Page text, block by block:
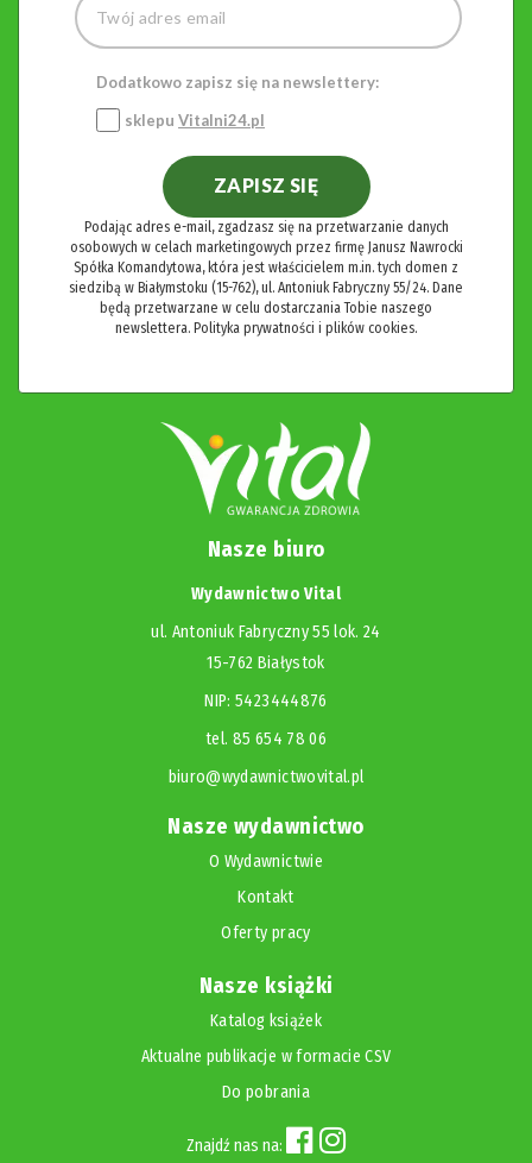
Dodatkowo zapisz się na newslettery:
sklepu Vitalni24.pl
ZAPISZ SIĘ
Podając adres e-mail, zgadzasz się na przetwarzanie danych
osobowych w celach marketingowych przez firmę Janusz Nawrocki
Spółka Komandytowa, która jest właścicielem m.in. tych domen z
siedzibą w Białymstoku (15-762), ul. Antoniuk Fabryczny 55/24. Dane
będą przetwarzane w celu dostarczania Tobie naszego
newslettera. Polityka prywatności i plików cookies.
Nasze biuro
Wydawnictwo Vital
ul. Antoniuk Fabryczny 55 lok. 24
15-762 Białystok
NIP: 5423444876
tel. 85 654 78 06
biuro@wydawnictwovital.pl
Nasze wydawnictwo
O Wydawnictwie
Kontakt
Oferty pracy
Nasze książki
Katalog książek
Aktualne publikacje w formacie CSV
Do pobrania
Znajdź nas na: